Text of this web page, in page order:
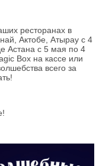
ресторанах в
Актобе, Атырау с 4
Астана с 5 мая по 4
Box на кассе или
всего за